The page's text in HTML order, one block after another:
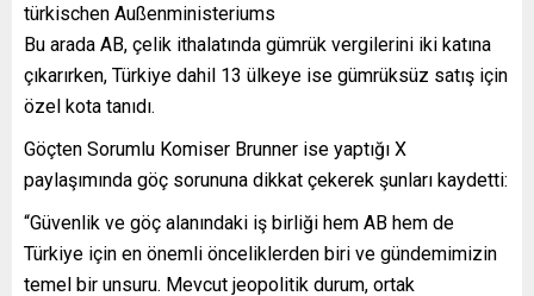
türkischen Außenministeriums
Bu arada AB, çelik ithalatında gümrük vergilerini iki katına
çıkarırken, Türkiye dahil 13 ülkeye ise gümrüksüz satış için
özel kota tanıdı.
Göçten Sorumlu Komiser Brunner ise yaptığı X
paylaşımında göç sorununa dikkat çekerek şunları kaydetti:
“Güvenlik ve göç alanındaki iş birliği hem AB hem de
Türkiye için en önemli önceliklerden biri ve gündemimizin
temel bir unsuru. Mevcut jeopolitik durum, ortak